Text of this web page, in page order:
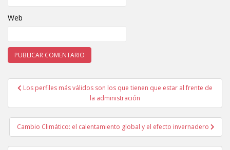
Web
Navegación de entradas
Los perfiles más válidos son los que tienen que estar al frente de
la administración
Cambio Climático: el calentamiento global y el efecto invernadero